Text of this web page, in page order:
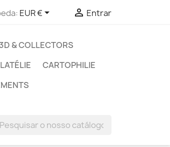
EUR €  Entrar
& COLLECTORS
CARTOPHILIE